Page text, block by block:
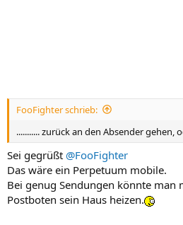
FooFighter schrieb:
........... zurück an den Absender gehen,
Sei gegrüßt @FooFighter
Das wäre ein Perpetuum mobile.
Bei genug Sendungen könnte man
Postboten sein Haus heizen.